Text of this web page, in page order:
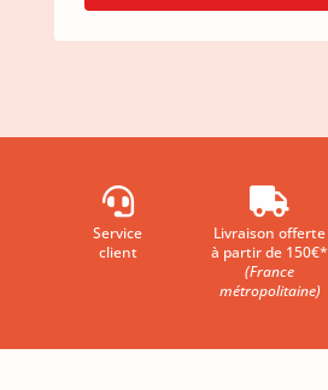

Service
client

Livraison offerte
à partir de 150€*
(France
métropolitaine)